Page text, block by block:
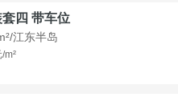
四 带车位
江东半岛
m²